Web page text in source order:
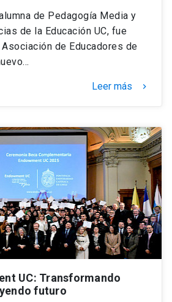
de Pedagogía Media y
de la Educación UC, fue
de Educadores de
Leer más keyboard_arrow_right
UC: Transformando
futuro